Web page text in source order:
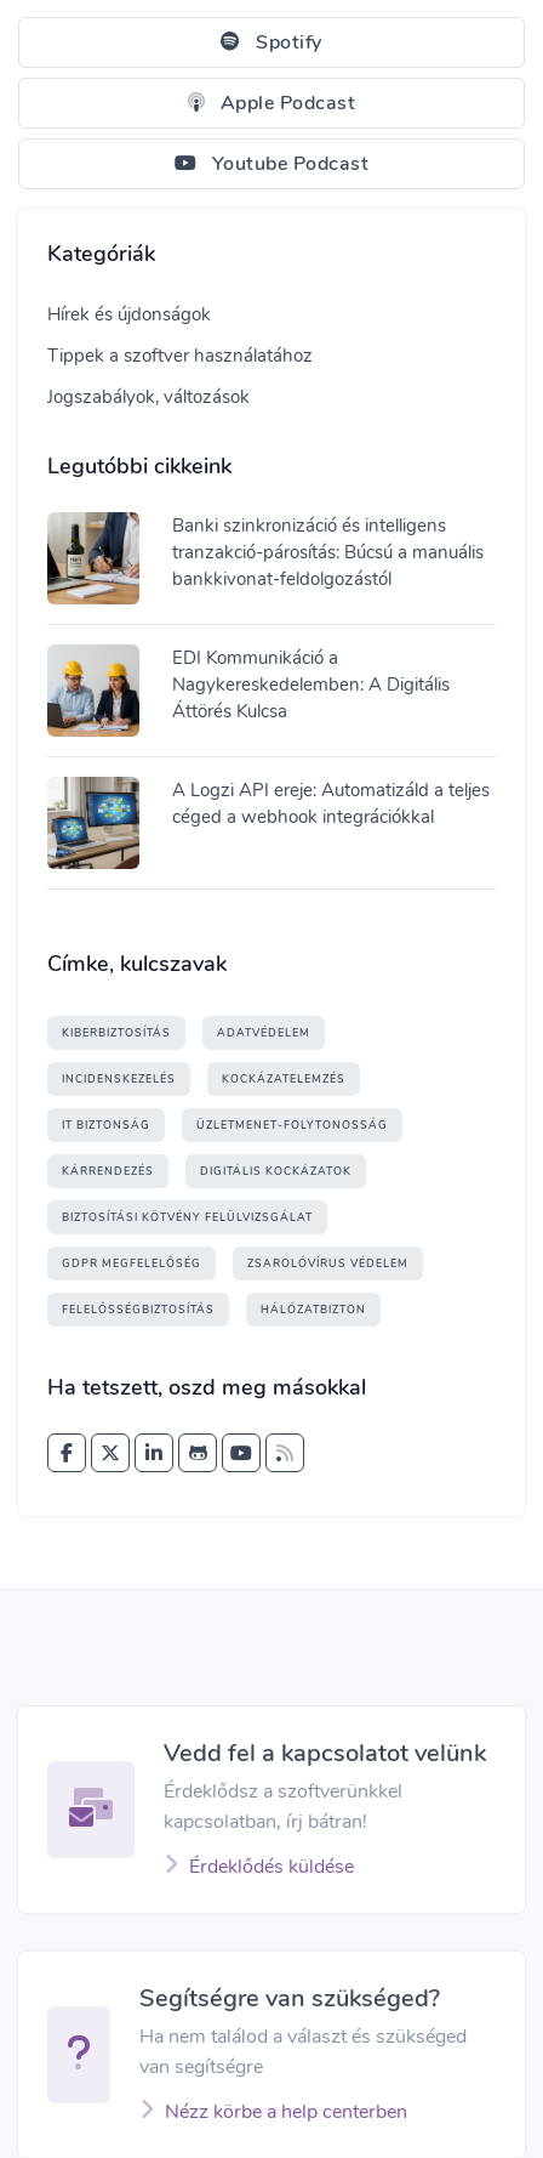
Spotify
Apple Podcast
Youtube Podcast
Kategóriák
Hírek és újdonságok
Tippek a szoftver használatához
Jogszabályok, változások
Legutóbbi cikkeink
Banki szinkronizáció és intelligens
tranzakció-párosítás: Búcsú a manuális
bankkivonat-feldolgozástól
EDI Kommunikáció a
Nagykereskedelemben: A Digitális
Áttörés Kulcsa
A Logzi API ereje: Automatizáld a teljes
céged a webhook integrációkkal
Címke, kulcszavak
KIBERBIZTOSÍTÁS ADATVÉDELEM
INCIDENSKEZELÉS KOCKÁZATELEMZÉS
IT BIZTONSÁG ÜZLETMENET-FOLYTONOSSÁG
KÁRRENDEZÉS DIGITÁLIS KOCKÁZATOK
BIZTOSÍTÁSI KÖTVÉNY FELÜLVIZSGÁLAT
GDPR MEGFELELŐSÉG ZSAROLÓVÍRUS VÉDELEM
FELELŐSSÉGBIZTOSÍTÁS HÁLÓZATBIZTON
Ha tetszett, oszd meg másokkal
Vedd fel a kapcsolatot velünk
Érdeklődsz a szoftverünkkel
kapcsolatban, írj bátran!
Érdeklődés küldése
Segítségre van szükséged?
Ha nem találod a választ és szükséged
van segítségre
Nézz körbe a help centerben